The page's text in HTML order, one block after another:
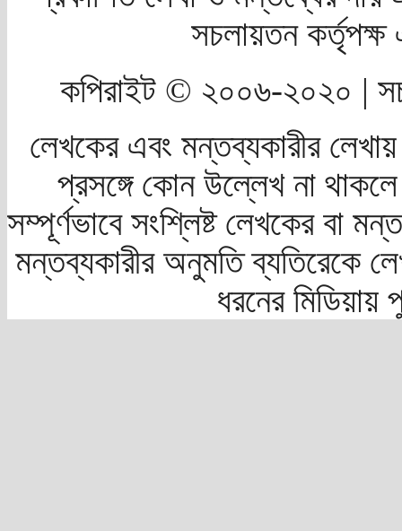
সচলায়তন
কপিরাইট © ২০০৬-২০২০ |
লেখকের এবং মন্তব্যকারীর
প্রসঙ্গে কোন উল্লেখ না
সম্পূর্ণভাবে সংশ্লিষ্ট লেখকের বা
মন্তব্যকারীর অনুমতি ব্যতিরেকে
ধরনের মিডিয়ায়